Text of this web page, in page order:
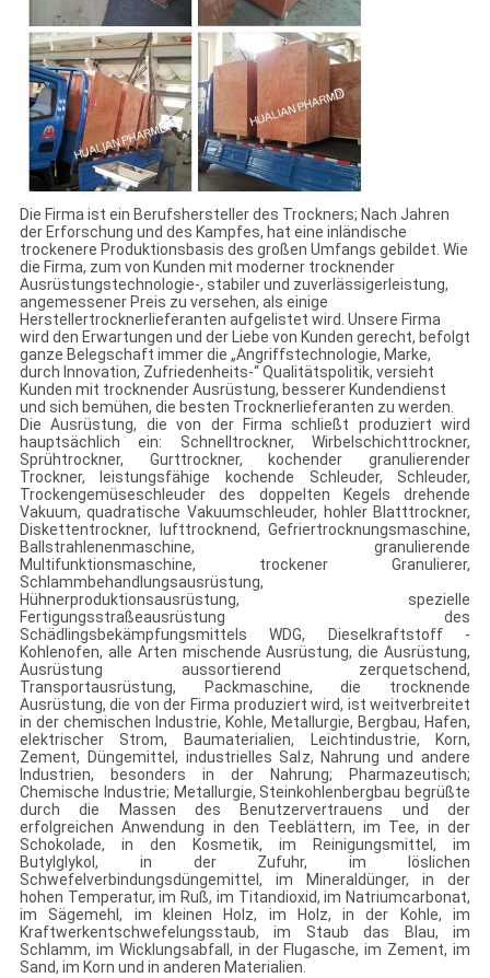
Die Firma ist ein Berufshersteller des Trockners; Nach Jahren
der Erforschung und des Kampfes, hat eine inländische
trockenere Produktionsbasis des großen Umfangs gebildet. Wie
die Firma, zum von Kunden mit moderner trocknender
Ausrüstungstechnologie-, stabiler und zuverlässigerleistung,
angemessener Preis zu versehen, als einige
Herstellertrocknerlieferanten aufgelistet wird. Unsere Firma
wird den Erwartungen und der Liebe von Kunden gerecht, befolgt
ganze Belegschaft immer die „Angriffstechnologie, Marke,
durch Innovation, Zufriedenheits-“ Qualitätspolitik, versieht
Kunden mit trocknender Ausrüstung, besserer Kundendienst
und sich bemühen, die besten Trocknerlieferanten zu werden.
Die Ausrüstung, die von der Firma schließt produziert wird
hauptsächlich ein: Schnelltrockner, Wirbelschichttrockner,
Sprühtrockner, Gurttrockner, kochender granulierender
Trockner, leistungsfähige kochende Schleuder, Schleuder,
Trockengemüseschleuder des doppelten Kegels drehende
Vakuum, quadratische Vakuumschleuder, hohler Blatttrockner,
Diskettentrockner, lufttrocknend, Gefriertrocknungsmaschine,
Ballstrahlenenmaschine, granulierende
Multifunktionsmaschine, trockener Granulierer,
Schlammbehandlungsausrüstung,
Hühnerproduktionsausrüstung, spezielle
Fertigungsstraßeausrüstung des
Schädlingsbekämpfungsmittels WDG, Dieselkraftstoff -
Kohlenofen, alle Arten mischende Ausrüstung, die Ausrüstung,
Ausrüstung aussortierend zerquetschend,
Transportausrüstung, Packmaschine, die trocknende
Ausrüstung, die von der Firma produziert wird, ist weitverbreitet
in der chemischen Industrie, Kohle, Metallurgie, Bergbau, Hafen,
elektrischer Strom, Baumaterialien, Leichtindustrie, Korn,
Zement, Düngemittel, industrielles Salz, Nahrung und andere
Industrien, besonders in der Nahrung; Pharmazeutisch;
Chemische Industrie; Metallurgie, Steinkohlenbergbau begrüßte
durch die Massen des Benutzervertrauens und der
erfolgreichen Anwendung in den Teeblättern, im Tee, in der
Schokolade, in den Kosmetik, im Reinigungsmittel, im
Butylglykol, in der Zufuhr, im löslichen
Schwefelverbindungsdüngemittel, im Mineraldünger, in der
hohen Temperatur, im Ruß, im Titandioxid, im Natriumcarbonat,
im Sägemehl, im kleinen Holz, im Holz, in der Kohle, im
Kraftwerkentschwefelungsstaub, im Staub das Blau, im
Schlamm, im Wicklungsabfall, in der Flugasche, im Zement, im
Sand, im Korn und in anderen Materialien.